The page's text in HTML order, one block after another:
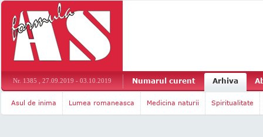
Nr. 1385 , 27.09.2019 - 03.10.2019 Numarul curent Arhiva
Asul de inima Lumea romaneasca Medicina naturii Spiritualitate